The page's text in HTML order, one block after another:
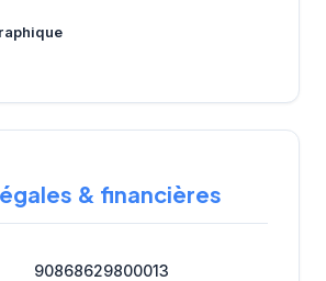
& financières
90868629800013